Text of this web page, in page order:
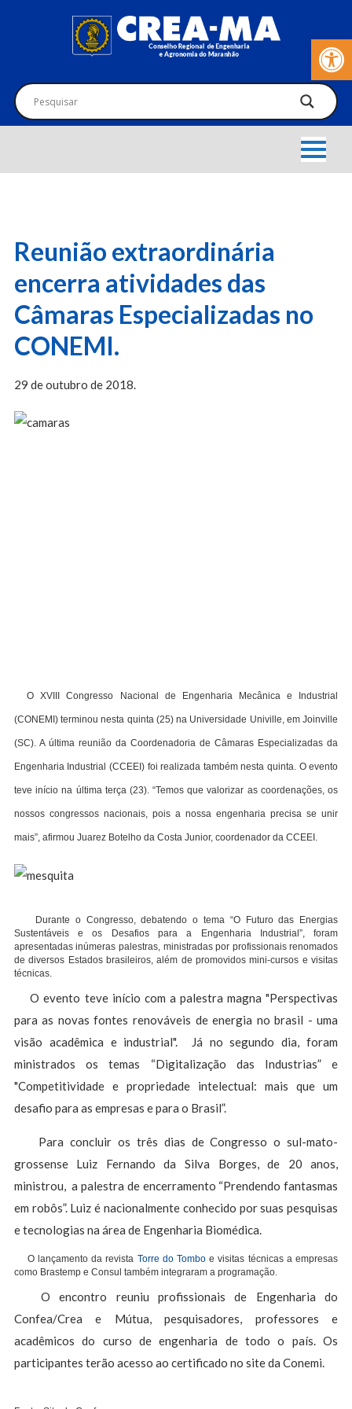
Barra de
Reunião extraordinária
encerra atividades das
Câmaras Especializadas no
CONEMI.
29 de outubro de 2018.
O XVIII Congresso Nacional de Engenharia Mecânica e Industrial
(CONEMI) terminou nesta quinta (25) na Universidade Univille, em Joinville
(SC). A última reunião da Coordenadoria de Câmaras Especializadas da
Engenharia Industrial (CCEEI) foi realizada também nesta quinta. O evento
teve início na última terça (23). “Temos que valorizar as coordenações, os
nossos congressos nacionais, pois a nossa engenharia precisa se unir
mais”, afirmou Juarez Botelho da Costa Junior, coordenador da CCEEI.
Durante o Congresso, debatendo o tema “O Futuro das Energias
Sustentáveis e os Desafios para a Engenharia Industrial”, foram
apresentadas inúmeras palestras, ministradas por profissionais renomados
de diversos Estados brasileiros, além de promovidos mini-cursos e visitas
técnicas.
O evento teve início com a palestra magna "Perspectivas
para as novas fontes renováveis de energia no brasil - uma
visão acadêmica e industrial". Já no segundo dia, foram
ministrados os temas “Digitalização das Industrias” e
"Competitividade e propriedade intelectual: mais que um
desafio para as empresas e para o Brasil”.
Para concluir os três dias de Congresso o sul-mato-
grossense Luiz Fernando da Silva Borges, de 20 anos,
ministrou, a palestra de encerramento “Prendendo fantasmas
em robôs”. Luiz é nacionalmente conhecido por suas pesquisas
e tecnologias na área de Engenharia Biomédica.
O lançamento da revista Torre do Tombo e visitas técnicas a empresas
como Brastemp e Consul também integraram a programação.
O encontro reuniu profissionais de Engenharia do
Confea/Crea e Mútua, pesquisadores, professores e
acadêmicos do curso de engenharia de todo o país. Os
participantes terão acesso ao certificado no site da Conemi.